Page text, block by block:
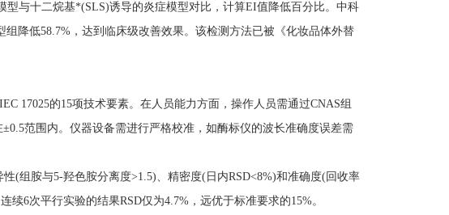
与十二烷基*(SLS)诱导的炎症模型对比，计算EI值降低百分比。中科
降低58.7%，达到临床级改善效果。该检测方法已被《化妆品体外替
17025的15项技术要素。在人员能力方面，操作人员需通过CNAS组
范围内。仪器设备需进行严格校准，如酶标仪的波长准确度误差需
(组胺与5-羟色胺分离度>1.5)、精密度(日内RSD<8%)和准确度(回收率
6次平行实验的结果RSD仅为4.7%，远优于标准要求的15%。